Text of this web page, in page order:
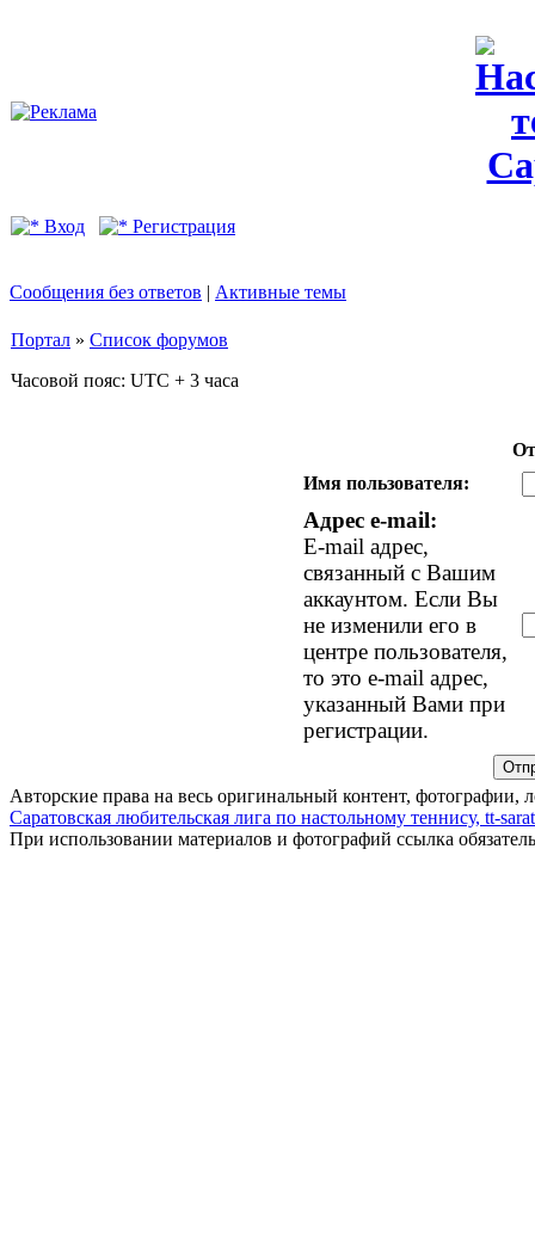
Вход Регистрация
Сообщения без ответов | Активные темы
Портал » Список форумов
Часовой пояс: UTC + 3 часа
Имя пользователя:
Адрес e-mail:
E-mail адрес,
связанный с Вашим
аккаунтом. Если Вы
не изменили его в
центре пользователя,
то это e-mail адрес,
указанный Вами при
регистрации.
Авторские права на весь оригинальный контент, фотографии,
Саратовская любительская лига по настольному теннису, tt-
При использовании материалов и фотографий ссылка